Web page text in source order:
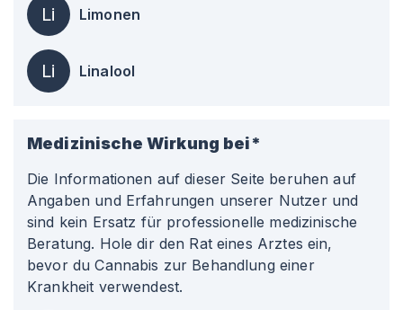
Li Limonen
Li Linalool
Medizinische Wirkung bei*
Die Informationen auf dieser Seite beruhen auf
Angaben und Erfahrungen unserer Nutzer und
sind kein Ersatz für professionelle medizinische
Beratung. Hole dir den Rat eines Arztes ein,
bevor du Cannabis zur Behandlung einer
Krankheit verwendest.